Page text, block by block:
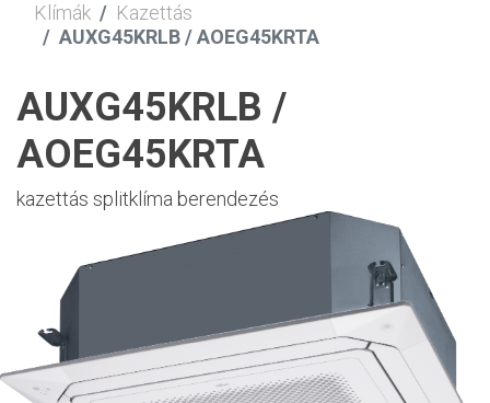
Klímák
Kazettás
AUXG45KRLB / AOEG45KRTA
AUXG45KRLB /
AOEG45KRTA
kazettás splitklíma berendezés